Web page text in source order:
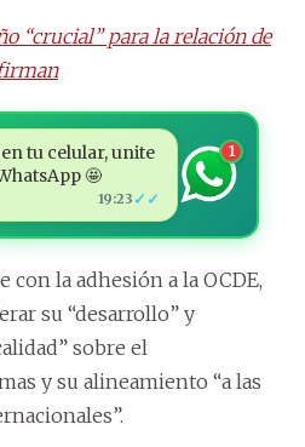
“crucial” para la relación de
tu celular, unite
🤩
19:23 ✓✓
1
con la adhesión a la OCDE,
su “desarrollo” y
sobre el
y su alineamiento “a las